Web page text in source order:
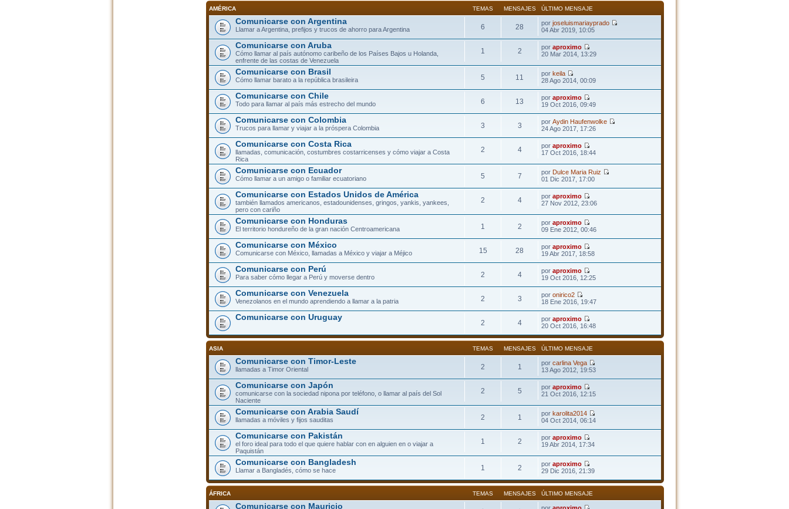
AMÉRICA TEMAS MENSAJES ÚLTIMO MENSAJE
Comunicarse con Argentina
Llamar a Argentina, prefijos y trucos de ahorro para Argentina 6 28 porjoseluismariayprado
04 Abr 2019, 10:05
Comunicarse con Aruba
Cómo llamar al país autónomo caribeño de los Países Bajos u Holanda,
enfrente de las costas de Venezuela
1 2 poraproximo
20 Mar 2014, 13:29
Comunicarse con Brasil
Cómo llamar barato a la república brasileira 5 11 porkeila
28 Ago 2014, 00:09
Comunicarse con Chile
Todo para llamar al país más estrecho del mundo 6 13 poraproximo
19 Oct 2016, 09:49
Comunicarse con Colombia
Trucos para llamar y viajar a la próspera Colombia 3 3 porAydin Haufenwolke
24 Ago 2017, 17:26
Comunicarse con Costa Rica
llamadas, comunicación, costumbres costarricenses y cómo viajar a Costa
Rica
2 4 poraproximo
17 Oct 2016, 18:44
Comunicarse con Ecuador
Cómo llamar a un amigo o familiar ecuatoriano 5 7 porDulce Maria Ruiz
01 Dic 2017, 17:00
Comunicarse con Estados Unidos de América
también llamados americanos, estadounidenses, gringos, yankis, yankees,
pero con cariño
2 4 poraproximo
27 Nov 2012, 23:06
Comunicarse con Honduras
El territorio hondureño de la gran nación Centroamericana 1 2 poraproximo
09 Ene 2012, 00:46
Comunicarse con México
Comunicarse con México, llamadas a México y viajar a Méjico 15 28 poraproximo
19 Abr 2017, 18:58
Comunicarse con Perú
Para saber cómo llegar a Perú y moverse dentro 2 4 poraproximo
19 Oct 2016, 12:25
Comunicarse con Venezuela
Venezolanos en el mundo aprendiendo a llamar a la patria 2 3 poronirico2
18 Ene 2016, 19:47
Comunicarse con Uruguay
2 4 poraproximo
20 Oct 2016, 16:48
ASIA TEMAS MENSAJES ÚLTIMO MENSAJE
Comunicarse con Timor-Leste
llamadas a Timor Oriental 2 1 porcarlina Vega
13 Ago 2012, 19:53
Comunicarse con Japón
comunicarse con la sociedad nipona por teléfono, o llamar al país del Sol
Naciente
2 5 poraproximo
21 Oct 2016, 12:15
Comunicarse con Arabia Saudí
llamadas a móviles y fijos sauditas 2 1 porkarolita2014
04 Oct 2014, 06:14
Comunicarse con Pakistán
el foro ideal para todo el que quiere hablar con en alguien en o viajar a
Paquistán
1 2 poraproximo
19 Abr 2014, 17:34
Comunicarse con Bangladesh
Llamar a Bangladés, cómo se hace 1 2 poraproximo
29 Dic 2016, 21:39
ÁFRICA TEMAS MENSAJES ÚLTIMO MENSAJE
Comunicarse con Mauricio